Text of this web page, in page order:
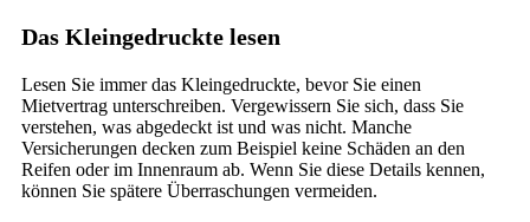
Das Kleingedruckte lesen
Lesen Sie immer das Kleingedruckte, bevor Sie einen
Mietvertrag unterschreiben. Vergewissern Sie sich, dass Sie
verstehen, was abgedeckt ist und was nicht. Manche
Versicherungen decken zum Beispiel keine Schäden an den
Reifen oder im Innenraum ab. Wenn Sie diese Details kennen,
können Sie spätere Überraschungen vermeiden.